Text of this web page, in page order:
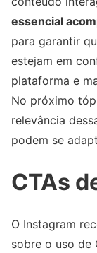
essencial
para garantir
estejam em
plataforma e
No próximo
relevância
podem se
CTAs
O Instagram
sobre o uso de